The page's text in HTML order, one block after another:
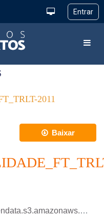
2011
Baixar
IND_DISPONIBILIDADE_FT_TRLT_2011.csv